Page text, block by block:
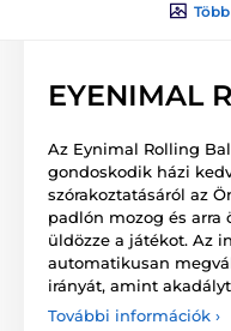
EYENIMAL
Az Eynimal Rolling
gondoskodik házi
szórakoztatásáról az
padlón mozog és arra
üldözze a játékot. Az
automatikusan
irányát, amint
További információk ›